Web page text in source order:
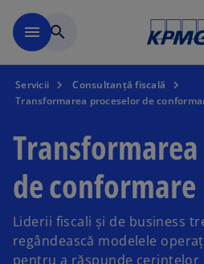
menu search
Servicii
Consultanță fiscală
Transformarea proceselor de
de conformare
Liderii fiscali și de business
regândească modelele
pentru a răspunde cerințelor